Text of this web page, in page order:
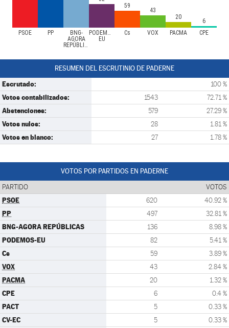
PSOE PP
BNG-
AGORA
REPÚBLICAS
PODEMOS-
EU
Cs VOX PACMA CPE
59
43
20
6
RESUMEN DEL ESCRUTINIO DE PADERNE
Escrutado: 100 %
Votos contabilizados: 1543 72.71 %
Abstenciones: 579 27.29 %
Votos nulos: 28 1.81 %
Votos en blanco: 27 1.78 %
VOTOS POR PARTIDOS EN PADERNE
PARTIDO VOTOS
PSOE 620 40.92 %
PP 497 32.81 %
BNG-AGORA REPÚBLICAS 136 8.98 %
PODEMOS-EU 82 5.41 %
Cs 59 3.89 %
VOX 43 2.84 %
PACMA 20 1.32 %
CPE 6 0.4 %
PACT 5 0.33 %
CV-EC 5 0.33 %